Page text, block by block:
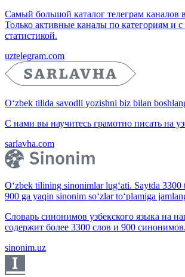
Самый большой каталог телеграм каналов
Только активные каналы по категориям и
статистикой.
uztelegram.com
O‘zbek tilida savodli yozishni biz bilan
С нами вы научитесь грамотно писать на
sarlavha.com
O‘zbek tilining sinonimlar lug‘ati. Saytda 3300
900 ga yaqin sinonim so‘zlar to‘plamiga
Словарь синонимов узбекского языка на
содержит более 3300 слов и 900 синонимов.
sinonim.uz